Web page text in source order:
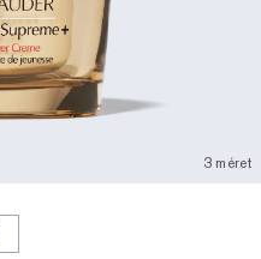
3 méret